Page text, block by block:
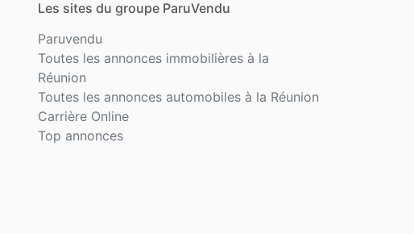
Les sites du groupe ParuVendu
Paruvendu
Toutes les annonces immobilières à la
Réunion
Toutes les annonces automobiles à la Réunion
Carrière Online
Top annonces